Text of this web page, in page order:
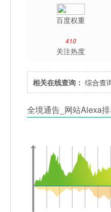
百度权重
410
关注热度
相关在线查询： 综合查
全境通告_网站Alexa